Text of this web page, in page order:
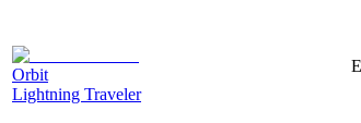
Orbit
Lightning Traveler